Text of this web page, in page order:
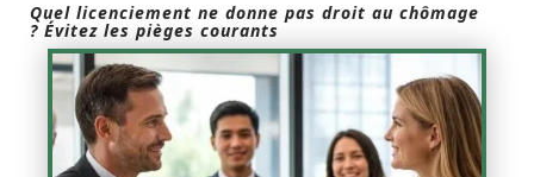
Quel licenciement ne donne pas droit au chômage
? Évitez les pièges courants